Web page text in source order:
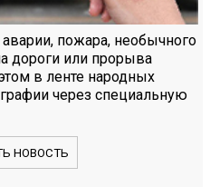
пожара, необычного
дороги или прорыва
в ленте народных
через специальную
НОВОСТЬ